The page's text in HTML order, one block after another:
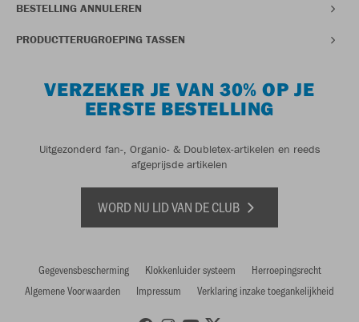
BESTELLING ANNULEREN
PRODUCTTERUGROEPING TASSEN
VERZEKER JE VAN 30% OP JE
EERSTE BESTELLING
Uitgezonderd fan-, Organic- & Doubletex-artikelen en reeds
afgeprijsde artikelen
WORD NU LID VAN DE CLUB
Gegevensbescherming Klokkenluider systeem
Herroepingsrecht
Algemene Voorwaarden
Impressum Verklaring inzake toegankelijkheid